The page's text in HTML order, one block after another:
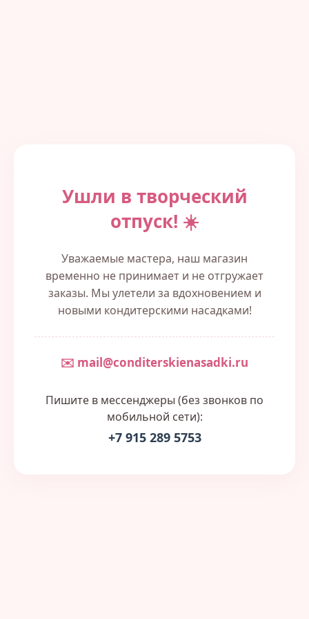
Ушли в творческий
отпуск! ☀️
Уважаемые мастера, наш магазин
временно не принимает и не отгружает
заказы. Мы улетели за вдохновением и
новыми кондитерскими насадками!
✉️ mail@conditerskienasadki.ru
Пишите в мессенджеры (без звонков по
мобильной сети):
+7 915 289 5753